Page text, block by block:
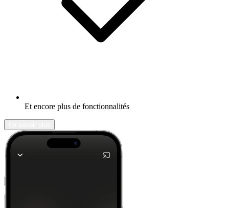
Et encore plus de fonctionnalités